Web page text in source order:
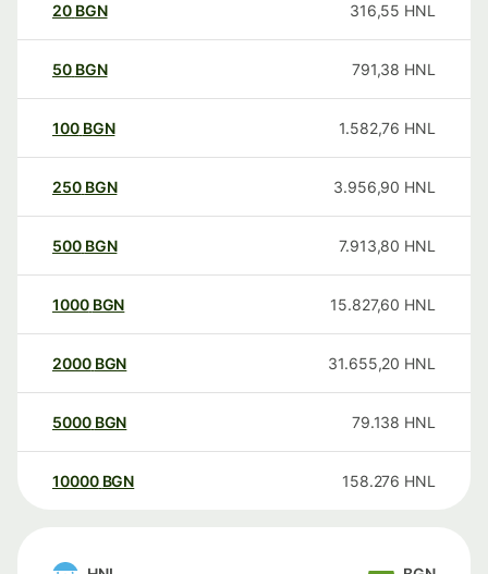
20 BGN 316,55 HNL
50 BGN 791,38 HNL
100 BGN 1.582,76 HNL
250 BGN 3.956,90 HNL
500 BGN 7.913,80 HNL
1000 BGN 15.827,60 HNL
2000 BGN 31.655,20 HNL
5000 BGN 79.138 HNL
10000 BGN 158.276 HNL